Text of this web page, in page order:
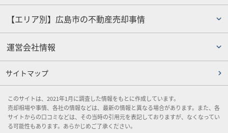
【エリア別】広島市の不動産売却事情
運営会社情報
サイトマップ
このサイトは、2021年1月に調査した情報をもとに作成しています。
売却相場や事情、各社の情報などは、最新の情報と異なる場合があります。また、各
サイトからの口コミなどは、その当時の引用元を表記しておりますが、なくなってい
る可能性もあります。あらかじめご了承ください。